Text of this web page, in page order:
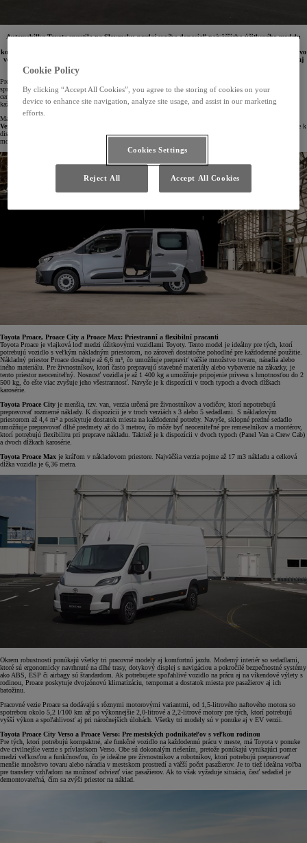
Automobilka Toyota spustila na Slovensku predaj svojho doposiaľ najväčšieho úžitkového modelu
kompletne modernizované portfólio ponuky Toyota Professional najväčším modelom. K dispozícii je vo
verzii so spaľovacím motorom aj ako elektromobil. Po vyhotovení VAN sa na trhu postupne objaví aj
Pre tých, ktorí balansujú medzi podnikaním, rodinným životom a voľnočasovými aktivitami, je výber
správneho vozidla kľúčový. Toyota teraz prináša širokú ponuku úžitkových vozidiel Professional, ktoré sú
cenovo dostupné, variabilné a ideálne pre tých, ktorí potrebujú spoľahlivé a všestranné riešenia pre svoje
každodenné výzvy.
Malí podnikatelia a živnostníci s viacpočetnými rodinami ocenia civilnejšie verzie
Verso
, ktoré ponúkajú viac miest na sedenie a veľkorysý úložný priestor. Pre dobrodruhov je k
dispozícii terénna
. Podnikatelia, ktorí potrebujú skôr väčší úložný priestor môžu siahnuť po
modeloch
Toyota Proace, Proace City a Proace Max: Priestranní a flexibilní pracanti
Toyota Proace je vlajková loď medzi úžitkovými vozidlami Toyoty. Tento model je ideálny pre tých, ktorí
potrebujú vozidlo s veľkým nákladným priestorom, no zároveň dostatočne pohodlné pre každodenné použitie.
Nákladný priestor Proace dosahuje až 6,6 m³, čo umožňuje prepraviť väčšie množstvo tovaru, náradia alebo
iného materiálu. Pre živnostníkov, ktorí často prepravujú stavebné materiály alebo vybavenie na zákazky, je
tento priestor neoceniteľný. Nosnosť vozidla je až 1 400 kg a umožňuje pripojenie prívesu s hmotnosťou do 2
500 kg, čo ešte viac zvyšuje jeho všestrannosť. Navyše je k dispozícii v troch typoch a dvoch dĺžkach
karosérie.
Toyota Proace City je menšia, tzv. van, verzia určená pre živnostníkov a vodičov, ktorí nepotrebujú
prepravovať rozmerné náklady. K dispozícii je v troch verziách s 3 alebo 5 sedadlami. S nákladovým
priestorom až 4,4 m³ a poskytuje dostatok miesta na každodenné potreby. Navyše, sklopné predné sedadlo
umožňuje prepravovať dlhé predmety až do 3 metrov, čo môže byť neoceniteľné pre remeselníkov a montérov,
ktorí potrebujú flexibilitu pri preprave nákladu. Taktiež je k dispozícii v dvoch typoch (Panel Van a Crew Cab)
a dvoch dĺžkach karosérie.
Toyota Proace Max je kráľom v nákladovom priestore. Najväčšia verzia pojme až 17 m3 nákladu a celková
dĺžka vozidla je 6,36 metra.
Okrem robustnosti ponúkajú všetky tri pracovné modely aj komfortnú jazdu. Moderný interiér so sedadlami,
ktoré sú ergonomicky navrhnuté na dlhé trasy, dotykový displej s navigáciou a pokročilé bezpečnostné systémy
ako ABS, ESP či airbagy sú štandardom. Ak potrebujete spoľahlivé vozidlo na prácu aj na víkendové výlety s
rodinou, Proace poskytuje dvojzónovú klimatizáciu, tempomat a dostatok miesta pre pasažierov aj ich
batožinu.
Pracovné vezie Proace sa dodávajú s rôznymi motorovými variantmi, od 1,5-litrového naftového motora so
spotrebou okolo 5,2 l/100 km až po výkonnejšie 2,0-litrové a 2,2-litrové motory pre tých, ktorí potrebujú
vyšší výkon a spoľahlivosť aj pri náročnejších úlohách. Všetky tri modely sú v ponuke aj v EV verzii.
Toyota Proace City Verso a Proace Verso: Pre mestských podnikateľov s veľkou rodinou
Pre tých, ktorí potrebujú kompaktné, ale funkčné vozidlo na každodennú prácu v meste, má Toyota v ponuke
dve civilnejšie verzie s prívlastkom Verso. Obe sú dokonalým riešením, pretože ponúkajú vynikajúci pomer
medzi veľkosťou a funkčnosťou, čo je ideálne pre živnostníkov a robotníkov, ktorí potrebujú prepravovať
menšie množstvo tovaru alebo náradia v mestskom prostredí a väčší počet pasažierov. Je to tiež ideálna voľba
pre transfery vzhľadom na možnosť odviezť viac pasažierov. Ak to však vyžaduje situácia, časť sedadiel je
demontovateľná, čím sa zvýši priestor na náklad.
Cookie Policy
By clicking “Accept All Cookies”, you agree to the storing of cookies on your
device to enhance site navigation, analyze site usage, and assist in our marketing
efforts.
Cookies Settings
Reject All Accept All Cookies